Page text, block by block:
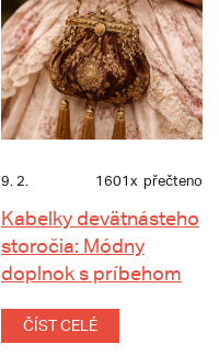
9. 2. 1601x přečteno
Kabelky devätnásteho
storočia: Módny
doplnok s príbehom
ČÍST CELÉ